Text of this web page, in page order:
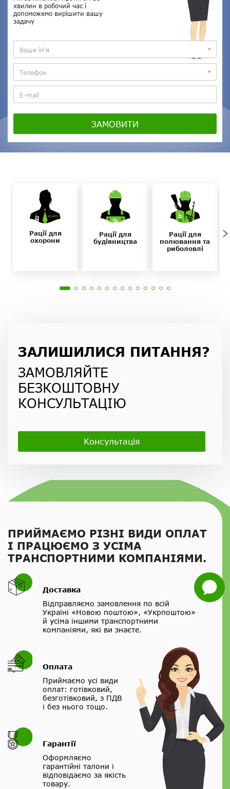
Telegram
Whatsapp
Facebook
Задати
питання
хвилин в робочий час і
допоможемо вирішити вашу
задачу
ЗАМОВИТИ
Рації для
охорони
Рації для
будівництва
Рації для
полювання та
риболовлі
ЗАЛИШИЛИСЯ ПИТАННЯ?
ЗАМОВЛЯЙТЕ
БЕЗКОШТОВНУ
КОНСУЛЬТАЦІЮ
Консультація
ПРИЙМАЄМО РІЗНІ ВИДИ ОПЛАТ
І ПРАЦЮЄМО З УСІМА
ТРАНСПОРТНИМИ КОМПАНІЯМИ.
Доставка
Відправляємо замовлення по всій
Україні «Новою поштою», «Укрпоштою»
й усіма іншими транспортними
компаніями, які ви знаєте.
Оплата
Приймаємо усі види
оплат: готівковий,
безготівковий, з ПДВ
і без нього тощо.
Гарантії
Оформляємо
гарантійні талони і
відповідаємо за якість
товару.